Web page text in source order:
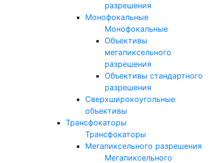
разрешения
Монофокальные
Монофокальные
Объективы
мегапиксельного
разрешения
Объективы стандартного
разрешения
Сверхширокоугольные
объективы
Трансфокаторы
Трансфокаторы
Мегапиксельного разрешения
Мегапиксельного